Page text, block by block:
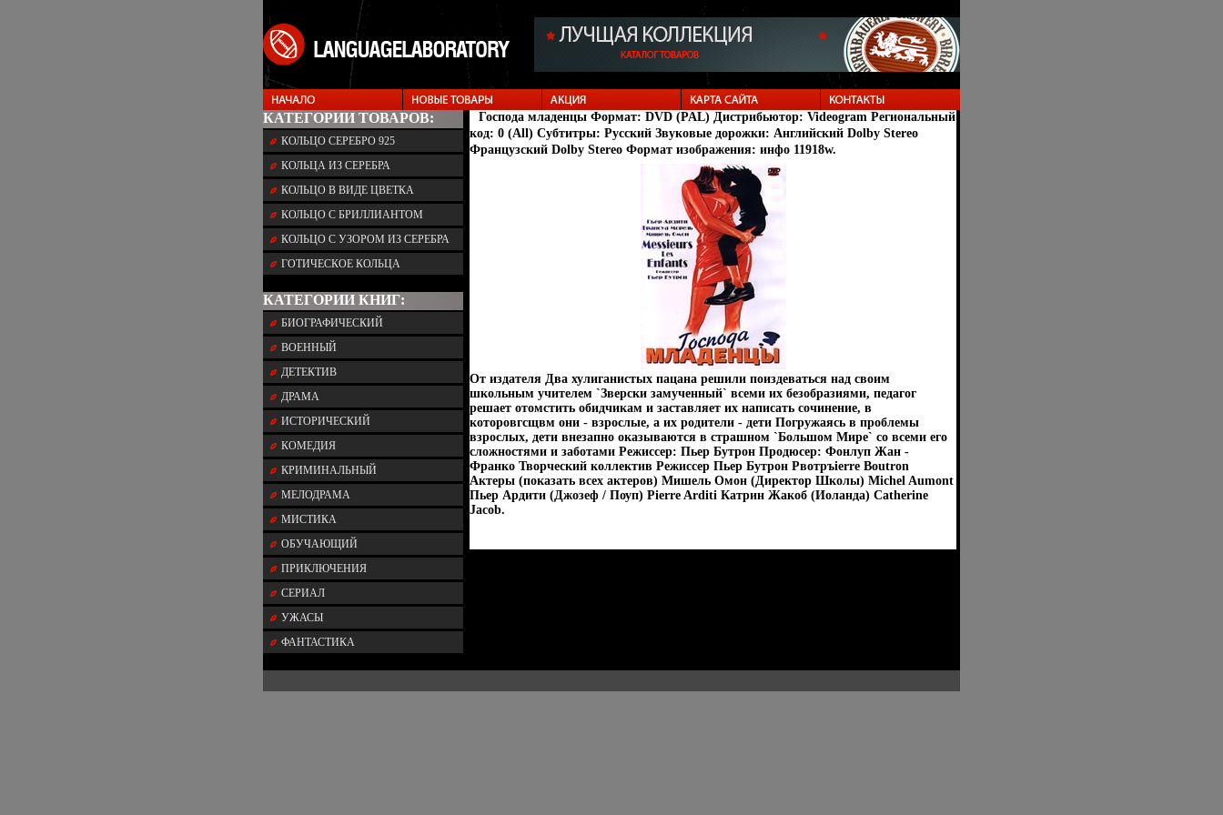
КАТЕГОРИИ ТОВАРОВ:
КОЛЬЦО СЕРЕБРО 925
КОЛЬЦА ИЗ СЕРЕБРА
КОЛЬЦО В ВИДЕ ЦВЕТКА
КОЛЬЦО С БРИЛЛИАНТОМ
КОЛЬЦО С УЗОРОМ ИЗ СЕРЕБРА
ГОТИЧЕСКОЕ КОЛЬЦА
КАТЕГОРИИ КНИГ:
БИОГРАФИЧЕСКИЙ
ВОЕННЫЙ
ДЕТЕКТИВ
ДРАМА
ИСТОРИЧЕСКИЙ
КОМЕДИЯ
КРИМИНАЛЬНЫЙ
МЕЛОДРАМА
МИСТИКА
ОБУЧАЮЩИЙ
ПРИКЛЮЧЕНИЯ
СЕРИАЛ
УЖАСЫ
ФАНТАСТИКА
Господа младенцы Формат: DVD (PAL) Дистрибьютор: Videogram Региональный
код: 0 (All) Субтитры: Русский Звуковые дорожки: Английский Dolby Stereo
Французский Dolby Stereo Формат изображения: инфо 11918w.
От издателя Два хулиганистых пацана решили поиздеваться над своим
школьным учителем `Зверски замученный` всеми их безобразиями, педагог
решает отомстить обидчикам и заставляет их написать сочинение, в
которовгсщвм они - взрослые, а их родители - дети Погружаясь в проблемы
взрослых, дети внезапно оказываются в страшном `Большом Мире` со всеми его
сложностями и заботами Режиссер: Пьер Бутрон Продюсер: Фонлуп Жан -
Франко Творческий коллектив Режиссер Пьер Бутрон Pвотръierre Boutron
Актеры (показать всех актеров) Мишель Омон (Директор Школы) Michel Aumont
Пьер Ардити (Джозеф / Поуп) Pierre Arditi Катрин Жакоб (Иоланда) Catherine
Jacob.